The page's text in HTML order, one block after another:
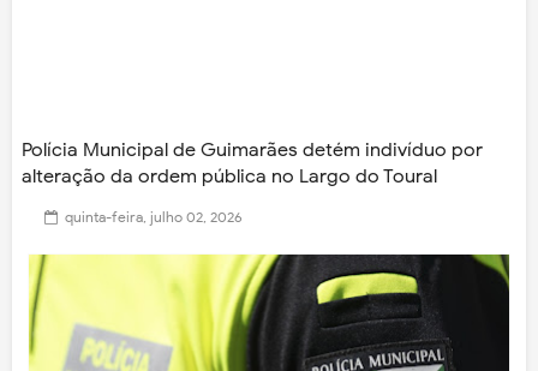
Polícia Municipal de Guimarães detém indivíduo por
alteração da ordem pública no Largo do Toural
quinta-feira, julho 02, 2026